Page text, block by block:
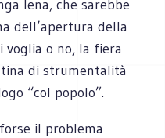
lena, che sarebbe
dell’apertura della
voglia o no, la fiera
di strumentalità
“col popolo”.
il problema